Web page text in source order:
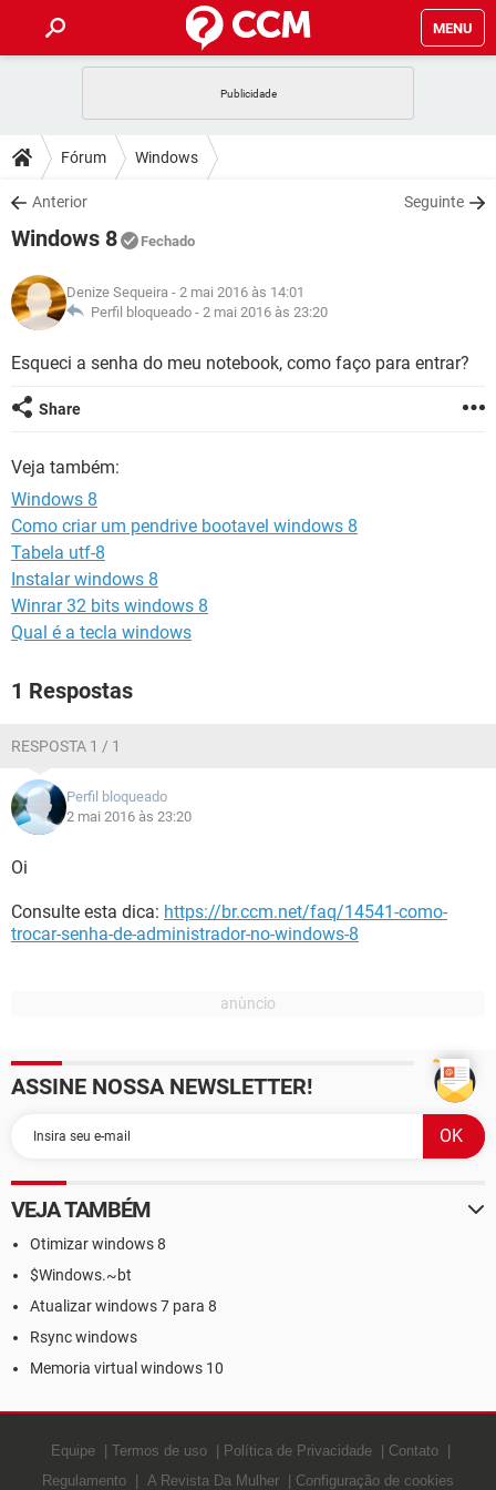
MENU
CELULAR
OUTLOOK
INSTAGRAM
GUIA DE COMPRAS
DICAS
JOGOS
INSTAGRAM GMAIL
GUIA DE COMPRAS
DOWNLOADS
JOGOS
CELULAR
OUTLOOK EXCEL
INSTAGRAM GMAIL
JOGOS WHATSAPP
CELULAR
OUTLOOK EXCEL
INSTAGRAM
GLOSSÁRIO
WHATSAPP
INSTAGRAM
GUIA DE COMPRAS
Fórum Windows
Anterior Seguinte
Windows 8 Fechado
Denize Sequeira - 2 mai 2016 às 14:01
Perfil bloqueado - 2 mai 2016 às 23:20
Esqueci a senha do meu notebook, como faço para entrar?
Share
Veja também:
Windows 8
Como criar um pendrive bootavel windows 8
Tabela utf-8
Instalar windows 8
Winrar 32 bits windows 8
Qual é a tecla windows
1 Respostas
RESPOSTA 1 / 1
Perfil bloqueado
2 mai 2016 às 23:20
Oi
Consulte esta dica: https://br.ccm.net/faq/14541-como-
trocar-senha-de-administrador-no-windows-8
ASSINE NOSSA NEWSLETTER!
VEJA TAMBÉM
Otimizar windows 8
$Windows.~bt
Atualizar windows 7 para 8
Rsync windows
Memoria virtual windows 10
Equipe Termos de uso Política de Privacidade
Contato
Regulamento
A Revista Da Mulher Configuração de cookies